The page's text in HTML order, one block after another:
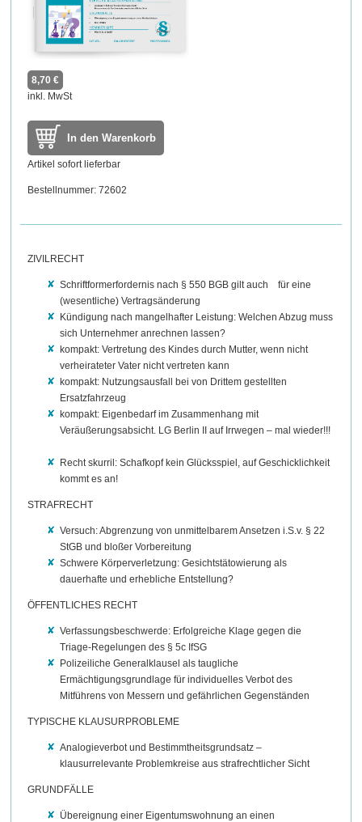
8,70 €
inkl. MwSt
In den Warenkorb
Artikel sofort lieferbar
Bestellnummer: 72602
ZIVILRECHT
Schriftformerfordernis nach § 550 BGB gilt auch für eine
(wesentliche) Vertragsänderung
Kündigung nach mangelhafter Leistung: Welchen Abzug muss
sich Unternehmer anrechnen lassen?
kompakt: Vertretung des Kindes durch Mutter, wenn nicht
verheirateter Vater nicht vertreten kann
kompakt: Nutzungsausfall bei von Drittem gestellten
Ersatzfahrzeug
kompakt: Eigenbedarf im Zusammenhang mit
Veräußerungsabsicht. LG Berlin II auf Irrwegen – mal wieder!!!
Recht skurril: Schafkopf kein Glücksspiel, auf Geschicklichkeit
kommt es an!
STRAFRECHT
Versuch: Abgrenzung von unmittelbarem Ansetzen i.S.v. § 22
StGB und bloßer Vorbereitung
Schwere Körperverletzung: Gesichtstätowierung als
dauerhafte und erhebliche Entstellung?
ÖFFENTLICHES RECHT
Verfassungsbeschwerde: Erfolgreiche Klage gegen die
Triage-Regelungen des § 5c IfSG
Polizeiliche Generalklausel als taugliche
Ermächtigungsgrundlage für individuelles Verbot des
Mitführens von Messern und gefährlichen Gegenständen
TYPISCHE KLAUSURPROBLEME
Analogieverbot und Bestimmtheitsgrundsatz –
klausurrelevante Problemkreise aus strafrechtlicher Sicht
GRUNDFÄLLE
Übereignung einer Eigentumswohnung an einen